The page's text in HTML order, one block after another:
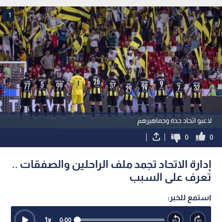
لاعبو اتحاد جدة وجماهيرهم
1
0
0
إدارة الاتحاد تجمد ملف الراحلين والصفقات ..
تعرف على السبب
استمع للخبر:
0:00
1x